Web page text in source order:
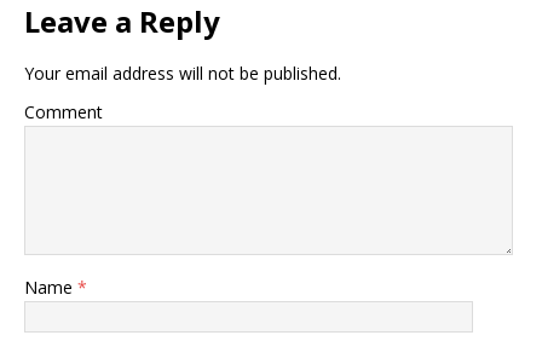
Leave a Reply
Your email address will not be published.
Comment
Name *